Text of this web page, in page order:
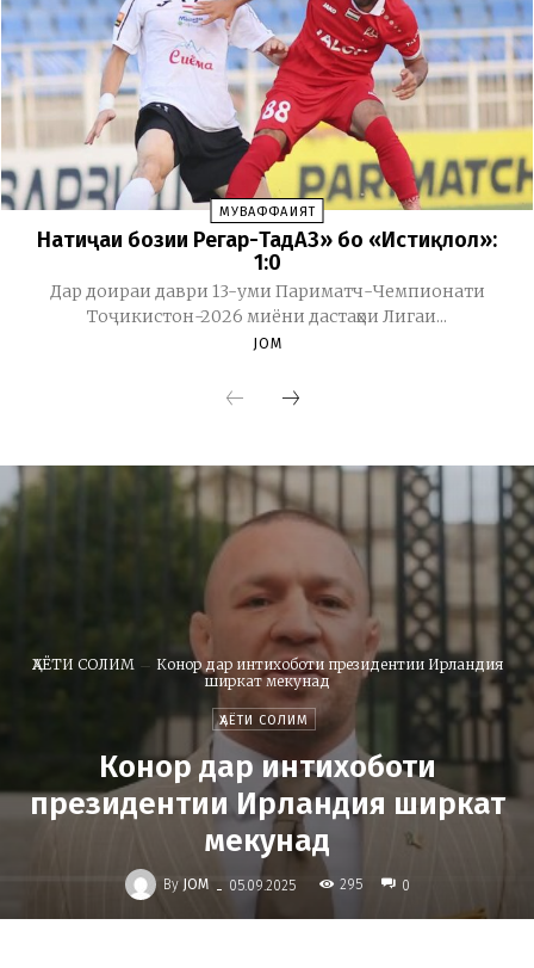
МУВАФФАҚИЯТ
Натиҷаи бозии Регар-ТадАЗ» бо «Истиқлол»:
1:0
Дар доираи даври 13-уми Париматч-Чемпионати
Тоҷикистон-2026 миёни дастаҳои Лигаи...
JOM